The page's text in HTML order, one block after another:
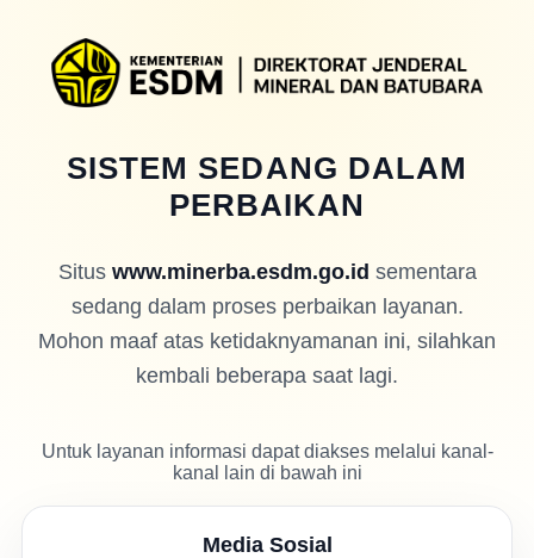
SISTEM SEDANG DALAM
PERBAIKAN
Situs www.minerba.esdm.go.id sementara
sedang dalam proses perbaikan layanan.
Mohon maaf atas ketidaknyamanan ini, silahkan
kembali beberapa saat lagi.
Untuk layanan informasi dapat diakses melalui kanal-
kanal lain di bawah ini
Media Sosial